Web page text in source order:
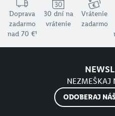
Doprava
zadarmo
nad 70 €¹
30 dní na
vrátenie
Vrátenie
zadarmo
NEZMEŠKAJ
ODOBERAJ